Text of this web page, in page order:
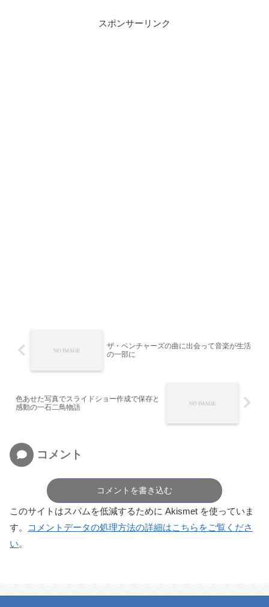
スポンサーリンク
ザ・ベンチャーズの曲に出会って音楽が生活
の一部に
色あせた写真でスライドショー作成で保存と
感動の一石二鳥物語
コメント
コメントを書き込む
このサイトはスパムを低減するために Akismet を使っていま
す。
コメントデータの処理方法の詳細はこちらをご覧くださ
い。